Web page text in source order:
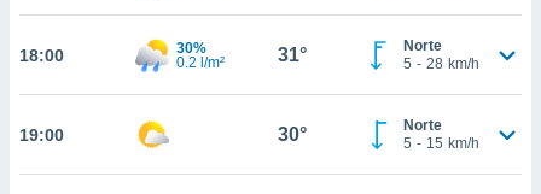
únicos
este sitio
18:00
30%
0.2 l/m²
31°
Norte
5 - 28 km/h
19:00 30°
Norte
5 - 15 km/h